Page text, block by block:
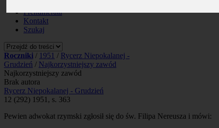
Prenumerata
Kontakt
Szukaj
Roczniki / 1951 / Rycerz Niepokalanej -
Grudzień / Najkorzystniejszy zawód
Najkorzystniejszy zawód
Brak autora
Rycerz Niepokalanej - Grudzień
12 (292) 1951, s. 363
Pewien adwokat rzymski zgłosił się do św. Filipa Nereusza i mówi: